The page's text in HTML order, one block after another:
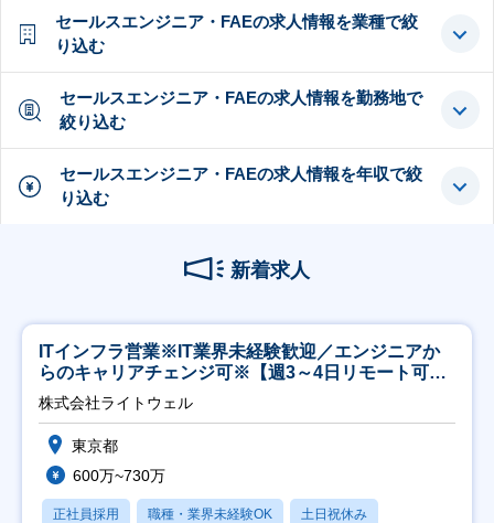
セールスエンジニア・FAEの求人情報を業種で絞
り込む
セールスエンジニア・FAEの求人情報を勤務地で
絞り込む
セールスエンジニア・FAEの求人情報を年収で絞
り込む
新着求人
ITインフラ営業※IT業界未経験歓迎／エンジニアか
らのキャリアチェンジ可※【週3～4日リモート可
能】
株式会社ライトウェル
東京都
600万~730万
正社員採用 職種・業界未経験OK 土日祝休み